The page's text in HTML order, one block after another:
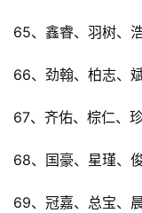
65、鑫睿、羽树、
66、劲翰、柏志、
67、齐佑、棕仁、
68、国豪、星瑾、
69、冠嘉、总宝、